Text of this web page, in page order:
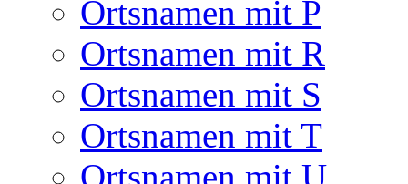
Ortsnamen mit P
Ortsnamen mit R
Ortsnamen mit S
Ortsnamen mit T